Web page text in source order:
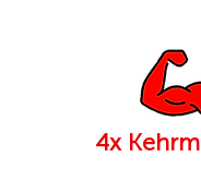
4x